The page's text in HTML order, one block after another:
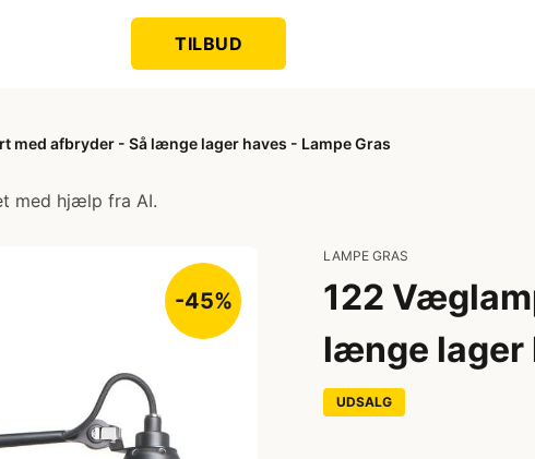
TILBUD
med afbryder - Så længe lager haves - Lampe Gras
med hjælp fra AI.
-45%
LAMPE GRAS
122
længe lager
UDSALG